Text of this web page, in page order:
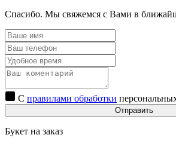
Спасибо. Мы свяжемся с Вами в
С правилами обработки
Отправить
Букет на заказ